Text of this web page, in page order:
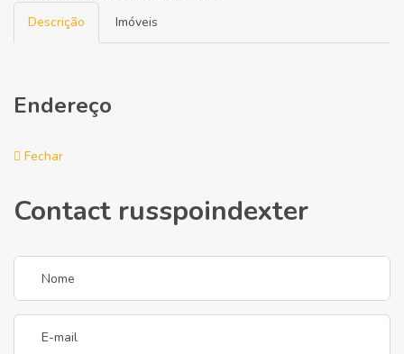
Descrição
Imóveis
Endereço
Fechar
Contact russpoindexter